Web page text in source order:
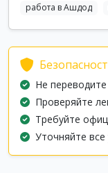
работа в Ашдод
Не
Проверяйте
Требуйте
Уточняйте